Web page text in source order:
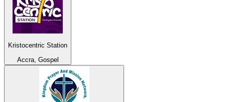
Kristocentric Station
Accra, Gospel